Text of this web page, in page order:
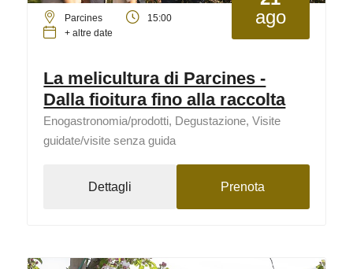
ago
Parcines
15:00
+ altre date
La melicultura di Parcines -
Dalla fioitura fino alla raccolta
Enogastronomia/prodotti, Degustazione, Visite
guidate/visite senza guida
Dettagli Prenota